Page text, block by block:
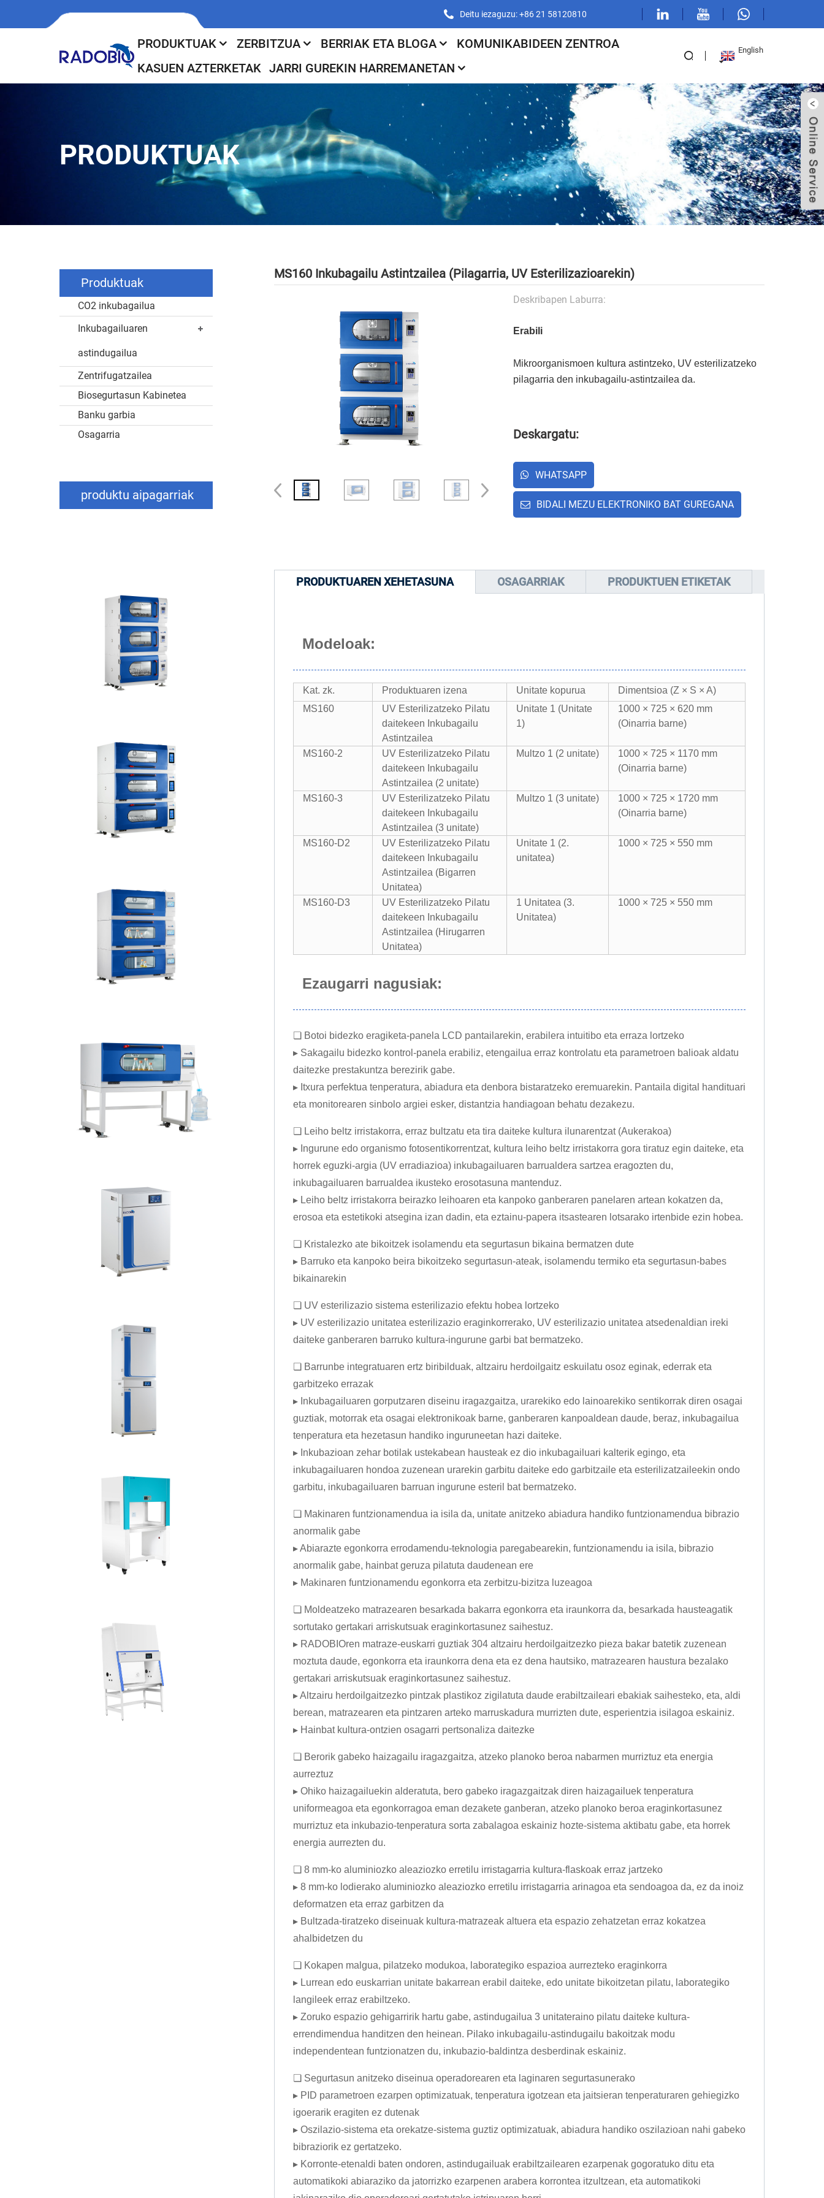
Deitu iezaguzu: +86 21 58120810
PRODUKTUAK ZERBITZUA BERRIAK ETA BLOGA
KOMUNIKABIDEEN ZENTROA
KASUEN AZTERKETAK JARRI GUREKIN HARREMANETAN
English
PRODUKTUAK
Produktuak
CO2 inkubagailua
Inkubagailuaren
astindugailua
Zentrifugatzailea
Biosegurtasun Kabinetea
Banku garbia
Osagarria
produktu aipagarriak
MS160 Inkubagailu Astintzailea (Pilagarria, UV Esterilizazioarekin)
Deskribapen Laburra:
Erabili
Mikroorganismoen kultura astintzeko, UV esterilizatzeko
pilagarria den inkubagailu-astintzailea da.
Deskargatu:
WHATSAPP
BIDALI MEZU ELEKTRONIKO BAT GUREGANA
PRODUKTUAREN XEHETASUNA OSAGARRIAK PRODUKTUEN ETIKETAK
Modeloak:
Kat. zk. Produktuaren izena Unitate kopurua
Dimentsioa (Z × S × A)
MS160
UV Esterilizatzeko Pilatu
daitekeen Inkubagailu
Astintzailea
Unitate 1 (Unitate
1)
1000 × 725 × 620 mm
(Oinarria barne)
MS160-2
UV Esterilizatzeko Pilatu
daitekeen Inkubagailu
Astintzailea (2 unitate)
Multzo 1 (2 unitate)
1000 × 725 × 1170 mm
(Oinarria barne)
MS160-3
UV Esterilizatzeko Pilatu
daitekeen Inkubagailu
Astintzailea (3 unitate)
Multzo 1 (3 unitate)
1000 × 725 × 1720 mm
(Oinarria barne)
MS160-D2
UV Esterilizatzeko Pilatu
daitekeen Inkubagailu
Astintzailea (Bigarren
Unitatea)
Unitate 1 (2.
unitatea)
1000 × 725 × 550 mm
MS160-D3
UV Esterilizatzeko Pilatu
daitekeen Inkubagailu
Astintzailea (Hirugarren
Unitatea)
1 Unitatea (3.
Unitatea)
1000 × 725 × 550 mm
Ezaugarri nagusiak:
❏ Botoi bidezko eragiketa-panela LCD pantailarekin, erabilera intuitibo eta erraza lortzeko
▸ Sakagailu bidezko kontrol-panela erabiliz, etengailua erraz kontrolatu eta parametroen balioak aldatu
daitezke prestakuntza berezirik gabe.
▸ Itxura perfektua tenperatura, abiadura eta denbora bistaratzeko eremuarekin. Pantaila digital handituari
eta monitorearen sinbolo argiei esker, distantzia handiagoan behatu dezakezu.
❏ Leiho beltz irristakorra, erraz bultzatu eta tira daiteke kultura ilunarentzat (Aukerakoa)
▸ Ingurune edo organismo fotosentikorrentzat, kultura leiho beltz irristakorra gora tiratuz egin daiteke, eta
horrek eguzki-argia (UV erradiazioa) inkubagailuaren barrualdera sartzea eragozten du,
inkubagailuaren barrualdea ikusteko erosotasuna mantenduz.
▸ Leiho beltz irristakorra beirazko leihoaren eta kanpoko ganberaren panelaren artean kokatzen da,
erosoa eta estetikoki atsegina izan dadin, eta eztainu-papera itsastearen lotsarako irtenbide ezin hobea.
❏ Kristalezko ate bikoitzek isolamendu eta segurtasun bikaina bermatzen dute
▸ Barruko eta kanpoko beira bikoitzeko segurtasun-ateak, isolamendu termiko eta segurtasun-babes
bikainarekin
❏ UV esterilizazio sistema esterilizazio efektu hobea lortzeko
▸ UV esterilizazio unitatea esterilizazio eraginkorrerako, UV esterilizazio unitatea atsedenaldian ireki
daiteke ganberaren barruko kultura-ingurune garbi bat bermatzeko.
❏ Barrunbe integratuaren ertz biribilduak, altzairu herdoilgaitz eskuilatu osoz eginak, ederrak eta
garbitzeko errazak
▸ Inkubagailuaren gorputzaren diseinu iragazgaitza, urarekiko edo lainoarekiko sentikorrak diren osagai
guztiak, motorrak eta osagai elektronikoak barne, ganberaren kanpoaldean daude, beraz, inkubagailua
tenperatura eta hezetasun handiko inguruneetan hazi daiteke.
▸ Inkubazioan zehar botilak ustekabean hausteak ez dio inkubagailuari kalterik egingo, eta
inkubagailuaren hondoa zuzenean urarekin garbitu daiteke edo garbitzaile eta esterilizatzaileekin ondo
garbitu, inkubagailuaren barruan ingurune esteril bat bermatzeko.
❏ Makinaren funtzionamendua ia isila da, unitate anitzeko abiadura handiko funtzionamendua bibrazio
anormalik gabe
▸ Abiarazte egonkorra errodamendu-teknologia paregabearekin, funtzionamendu ia isila, bibrazio
anormalik gabe, hainbat geruza pilatuta daudenean ere
▸ Makinaren funtzionamendu egonkorra eta zerbitzu-bizitza luzeagoa
❏ Moldeatzeko matrazearen besarkada bakarra egonkorra eta iraunkorra da, besarkada hausteagatik
sortutako gertakari arriskutsuak eraginkortasunez saihestuz.
▸ RADOBIOren matraze-euskarri guztiak 304 altzairu herdoilgaitzezko pieza bakar batetik zuzenean
moztuta daude, egonkorra eta iraunkorra dena eta ez dena hautsiko, matrazearen haustura bezalako
gertakari arriskutsuak eraginkortasunez saihestuz.
▸ Altzairu herdoilgaitzezko pintzak plastikoz zigilatuta daude erabiltzaileari ebakiak saihesteko, eta, aldi
berean, matrazearen eta pintzaren arteko marruskadura murrizten dute, esperientzia isilagoa eskainiz.
▸ Hainbat kultura-ontzien osagarri pertsonaliza daitezke
❏ Berorik gabeko haizagailu iragazgaitza, atzeko planoko beroa nabarmen murriztuz eta energia
aurreztuz
▸ Ohiko haizagailuekin alderatuta, bero gabeko iragazgaitzak diren haizagailuek tenperatura
uniformeagoa eta egonkorragoa eman dezakete ganberan, atzeko planoko beroa eraginkortasunez
murriztuz eta inkubazio-tenperatura sorta zabalagoa eskainiz hozte-sistema aktibatu gabe, eta horrek
energia aurrezten du.
❏ 8 mm-ko aluminiozko aleaziozko erretilu irristagarria kultura-flaskoak erraz jartzeko
▸ 8 mm-ko lodierako aluminiozko aleaziozko erretilu irristagarria arinagoa eta sendoagoa da, ez da inoiz
deformatzen eta erraz garbitzen da
▸ Bultzada-tiratzeko diseinuak kultura-matrazeak altuera eta espazio zehatzetan erraz kokatzea
ahalbidetzen du
❏ Kokapen malgua, pilatzeko modukoa, laborategiko espazioa aurrezteko eraginkorra
▸ Lurrean edo euskarrian unitate bakarrean erabil daiteke, edo unitate bikoitzetan pilatu, laborategiko
langileek erraz erabiltzeko.
▸ Zoruko espazio gehigarririk hartu gabe, astindugailua 3 unitateraino pilatu daiteke kultura-
errendimendua handitzen den heinean. Pilako inkubagailu-astindugailu bakoitzak modu
independentean funtzionatzen du, inkubazio-baldintza desberdinak eskainiz.
❏ Segurtasun anitzeko diseinua operadorearen eta laginaren segurtasunerako
▸ PID parametroen ezarpen optimizatuak, tenperatura igotzean eta jaitsieran tenperaturaren gehiegizko
igoerarik eragiten ez dutenak
▸ Oszilazio-sistema eta orekatze-sistema guztiz optimizatuak, abiadura handiko oszilazioan nahi gabeko
bibraziorik ez gertatzeko.
▸ Korronte-etenaldi baten ondoren, astindugailuak erabiltzailearen ezarpenak gogoratuko ditu eta
automatikoki abiaraziko da jatorrizko ezarpenen arabera korrontea itzultzean, eta automatikoki